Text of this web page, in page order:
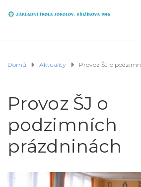
Domů Aktuality Provoz ŠJ o
Provoz ŠJ o
podzimních
prázdninách